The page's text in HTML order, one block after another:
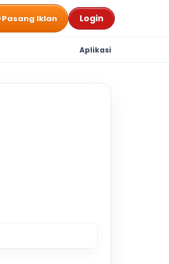
Pasang Iklan Login
Aplikasi